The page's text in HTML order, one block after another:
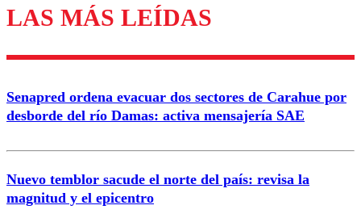
LAS MÁS LEÍDAS
Senapred ordena evacuar dos sectores de Carahue por
desborde del río Damas: activa mensajería SAE
Nuevo temblor sacude el norte del país: revisa la
magnitud y el epicentro